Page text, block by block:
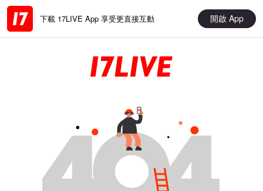
下載 17LIVE App 享受更直接互動 開啟 App